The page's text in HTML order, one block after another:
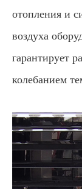
отопления и
воздуха
гарантирует
колебанием